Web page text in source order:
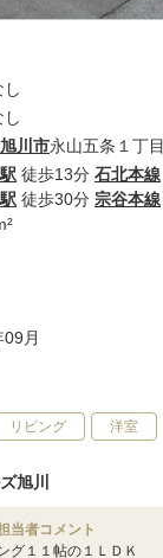
し
し
旭川市永山五条１丁目
徒歩13分 石北本線
徒歩30分 宗谷本線
月
リビング 洋室
旭川
当者コメント
グ１１帖の１ＬＤＫ